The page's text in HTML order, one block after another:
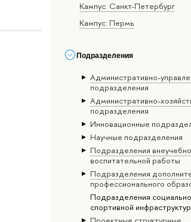
Кампус: Санкт-Петербург
Кампус: Пермь
Подразделения
Административно-
подразделения
Административно-
подразделения
Инновационные
Научные подразделения
Подразделения
воспитательной работы
Подразделения
профессионального
Подразделения
спортивной